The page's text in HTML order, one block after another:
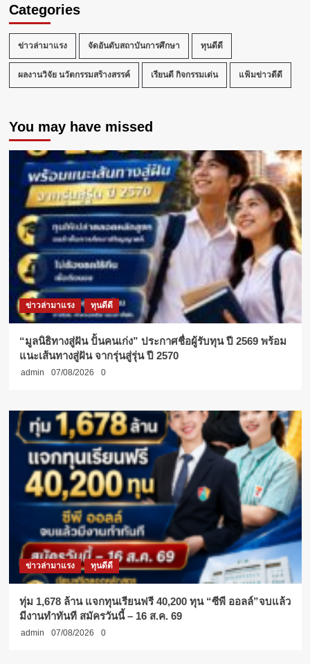
สมรรถนะ
สนับสนุน
จัด
สัมมนา
“ดูแล
ดี
นวัตกรรม
การ
บริการ
ใน
สถาน
ศึกษา”
มุ่ง
พัฒนา
งาน
บริการ
ยุค
ใหม่
Categories
ข่าวล่ามาแรง จัดอันดับสถาบันการศึกษา ทุนดีดี
ผลงานวิจัย นวัตกรรมสร้างสรรค์ เรียนดี กิจกรรมเด่น แฟ้มข่าวดีดี
You may have missed
ข่าวล่ามาแรง ทุนดีดี
“มูลนิธิทางสู่ฝัน ปั้นคนเก่ง” ประกาศชื่อผู้รับทุน ปี 2569 พร้อม
แนะเส้นทางสู่ฝัน จากรุ่นสู่รุ่น ปี 2570
admin 07/08/2026 0
ข่าวล่ามาแรง ทุนดีดี
ทุ่ม 1,678 ล้าน แจกทุนเรียนฟรี 40,200 ทุน “ซีพี ออลล์”จบแล้ว
มีงานทำทันที สมัครวันนี้ – 16 ส.ค. 69
admin 07/08/2026 0